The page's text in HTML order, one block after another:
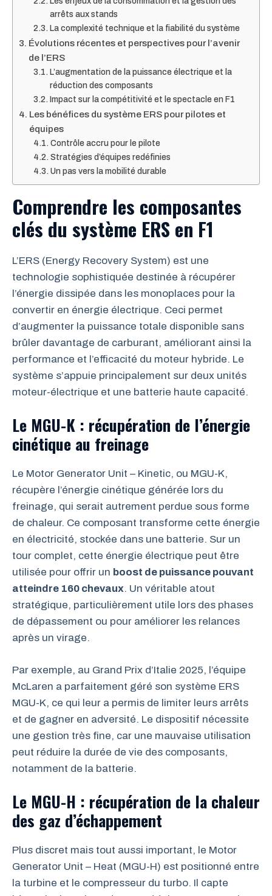
arrêts aux stands
La complexité technique et la fiabilité du système
Évolutions récentes et perspectives pour l’avenir
de l’ERS
L’augmentation de la puissance électrique et la
réduction des composants
Impact sur la compétitivité et le spectacle en F1
Les bénéfices du système ERS pour pilotes et
équipes
Contrôle accru pour le pilote
Stratégies d’équipes redéfinies
Un pas vers la mobilité durable
Comprendre les composantes
clés du système ERS en F1
L’ERS (Energy Recovery System) est une
technologie sophistiquée destinée à récupérer
l’énergie dissipée dans les monoplaces pour la
convertir en énergie électrique. Ceci permet
d’augmenter la puissance totale disponible sans
brûler davantage de carburant, améliorant ainsi la
performance et l’efficacité du moteur hybride. Le
système s’appuie principalement sur deux unités
moteur-électrique et une batterie haute capacité.
Le MGU-K : récupération de l’énergie
cinétique au freinage
Le Motor Generator Unit – Kinetic, ou MGU-K,
récupère l’énergie cinétique générée lors du
freinage, qui serait autrement perdue sous forme
de chaleur. Ce composant transforme cette énergie
en électricité, stockée dans une batterie. Sur un
tour complet, cette énergie électrique peut être
utilisée pour offrir un boost de puissance pouvant
atteindre 160 chevaux. Un véritable atout
stratégique, particulièrement utile lors des phases
de dépassement ou pour améliorer les relances
après un virage.
Par exemple, au Grand Prix d’Italie 2025, l’équipe
McLaren a parfaitement géré son système ERS
MGU-K, ce qui leur a permis de limiter leurs arrêts
et de gagner en adversité. Le dispositif nécessite
une gestion très fine, car une mauvaise utilisation
peut réduire la durée de vie des composants,
notamment de la batterie.
Le MGU-H : récupération de la chaleur
des gaz d’échappement
Plus discret mais tout aussi important, le Motor
Generator Unit – Heat (MGU-H) est positionné entre
la turbine et le compresseur du turbo. Il capte